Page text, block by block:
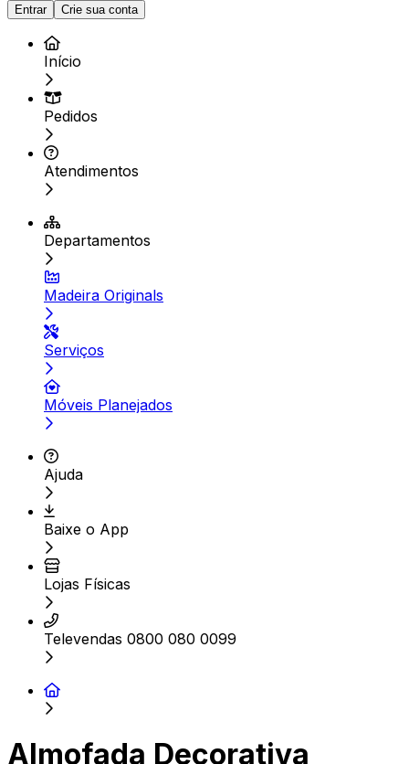
Entrar Crie sua conta
Início
Pedidos
Atendimentos
Departamentos
Madeira Originals
Serviços
Móveis Planejados
Ajuda
Baixe o App
Lojas Físicas
Televendas 0800 080 0099
Almofada Decorativa